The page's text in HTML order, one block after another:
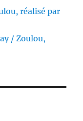
réalisé par
/ Zoulou,